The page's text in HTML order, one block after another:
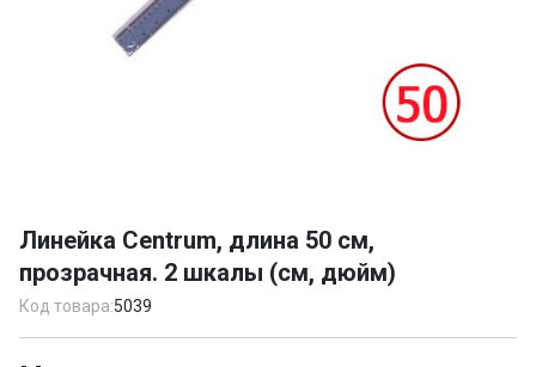
of
1
Линейка Centrum, длина 50 см,
прозрачная. 2 шкалы (см, дюйм)
Код товара:5039